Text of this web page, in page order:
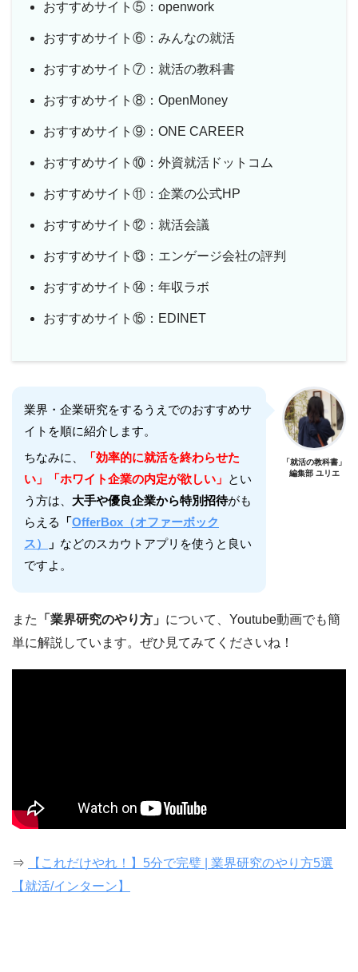
おすすめサイト⑤：openwork
おすすめサイト⑥：みんなの就活
おすすめサイト⑦：就活の教科書
おすすめサイト⑧：OpenMoney
おすすめサイト⑨：ONE CAREER
おすすめサイト⑩：外資就活ドットコム
おすすめサイト⑪：企業の公式HP
おすすめサイト⑫：就活会議
おすすめサイト⑬：エンゲージ会社の評判
おすすめサイト⑭：年収ラボ
おすすめサイト⑮：EDINET
業界・企業研究をするうえでのおすすめサ
イトを順に紹介します。
ちなみに、
「効率的に就活を終わらせた
い」「ホワイト企業の内定が欲しい」 とい
う方は、 大手や優良企業から特別招待がも
らえる
「OfferBox（オファーボック
ス）
」 などのスカウトアプリを使うと良い
ですよ。
「就活の教科書」
編集部 ユリエ
また 「業界研究のやり方」 について、Youtube動画でも簡
単に解説しています。ぜひ見てみてくださいね！
⇒
【これだけやれ！】5分で完璧 | 業界研究のやり方5選
【就活/インターン】